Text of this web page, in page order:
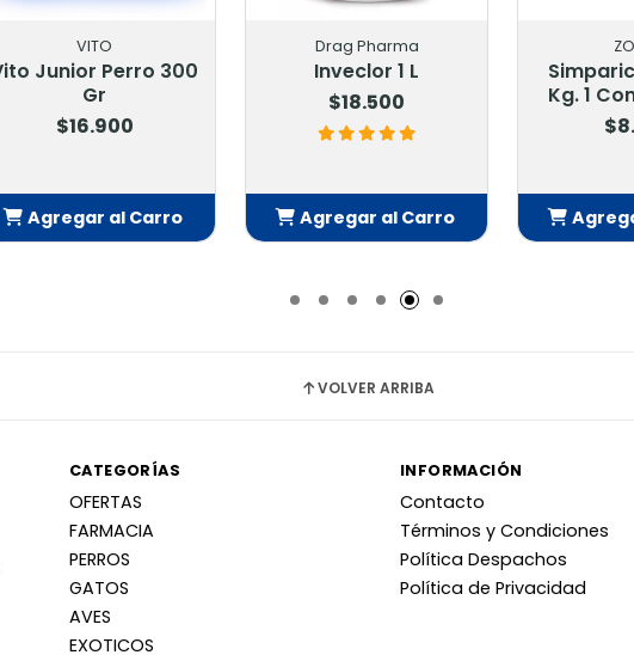
Drag Pharma
Inveclor 1 L
Agregar al Carro
ZOETIS
Simparica 10,1 - 20
Kg. 1 Comprimidos
$8.500
Agregar al Carro
VOLVER ARRIBA
CATEGORÍAS
OFERTAS
FARMACIA
PERROS
GATOS
AVES
EXOTICOS
INFORMACIÓN
Contacto
Términos y Condiciones
Política Despachos
Política de Privacidad